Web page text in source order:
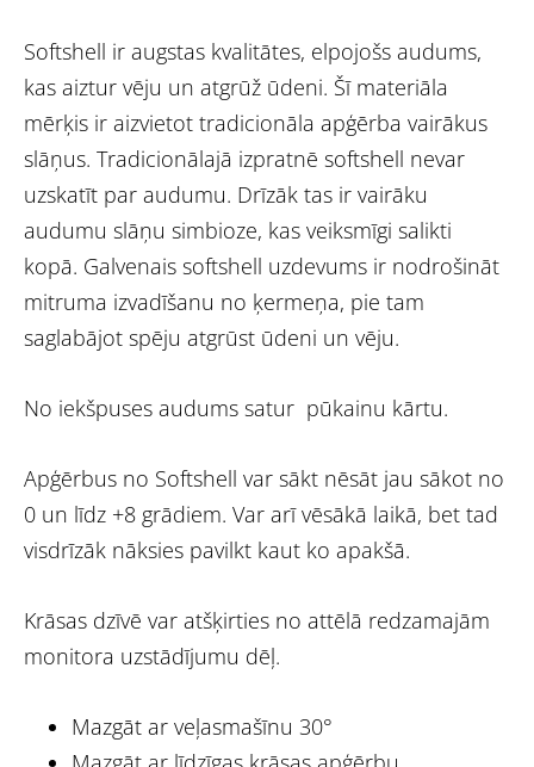
Softshell ir augstas kvalitātes, elpojošs audums,
kas aiztur vēju un atgrūž ūdeni. Šī materiāla
mērķis ir aizvietot tradicionāla apģērba vairākus
slāņus. Tradicionālajā izpratnē softshell nevar
uzskatīt par audumu. Drīzāk tas ir vairāku
audumu slāņu simbioze, kas veiksmīgi salikti
kopā. Galvenais softshell uzdevums ir nodrošināt
mitruma izvadīšanu no ķermeņa, pie tam
saglabājot spēju atgrūst ūdeni un vēju.
No iekšpuses audums satur pūkainu kārtu.
Apģērbus no Softshell var sākt nēsāt jau sākot no
0 un līdz +8 grādiem. Var arī vēsākā laikā, bet tad
visdrīzāk nāksies pavilkt kaut ko apakšā.
Krāsas dzīvē var atšķirties no attēlā redzamajām
monitora uzstādījumu dēļ.
Mazgāt ar veļasmašīnu 30°